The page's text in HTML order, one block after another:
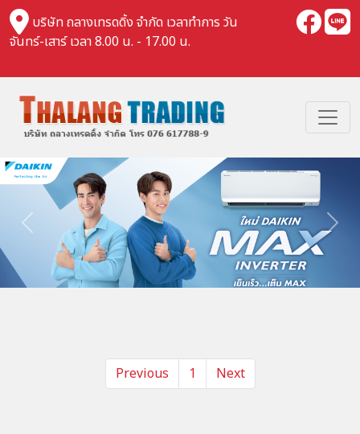
บริษัท ถลางเทรดดิ้ง จำกัด เวลาทำการ วัน
จันทร์-เสาร์ เวลา 8.00 น. - 17.00 น.
Previous Next
Previous 1 Next